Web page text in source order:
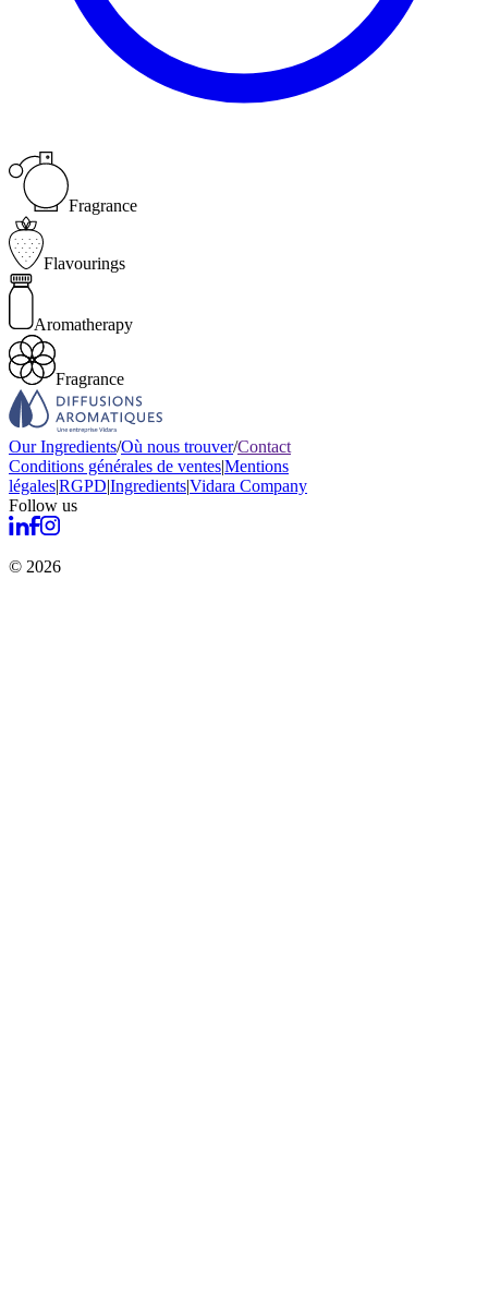
Fragrance
Flavourings
Aromatherapy
Fragrance
Our Ingredients/Où nous trouver/Contact
Conditions générales de ventes|Mentions
légales|RGPD|Ingredients|Vidara Company
Follow us
© 2026